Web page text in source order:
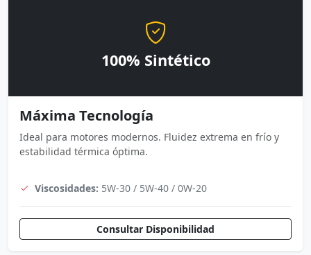
100% Sintético
Máxima Tecnología
Ideal para motores modernos. Fluidez extrema en frío y
estabilidad térmica óptima.
Viscosidades: 5W-30 / 5W-40 / 0W-20
Consultar Disponibilidad